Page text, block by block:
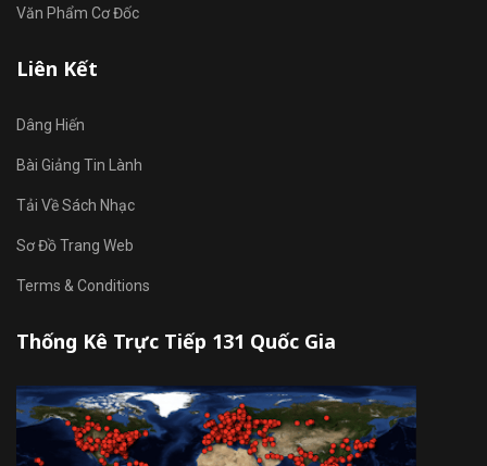
Văn Phẩm Cơ Đốc
Liên Kết
Dâng Hiến
Bài Giảng Tin Lành
Tải Về Sách Nhạc
Sơ Đồ Trang Web
Terms & Conditions
Thống Kê Trực Tiếp 131 Quốc Gia